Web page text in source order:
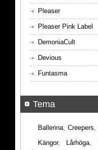
Pleaser
Pleaser Pink Label
DemoniaCult
Devious
Funtasma
Tema
Ballerina, Creepers,
Kängor, Lårhöga,